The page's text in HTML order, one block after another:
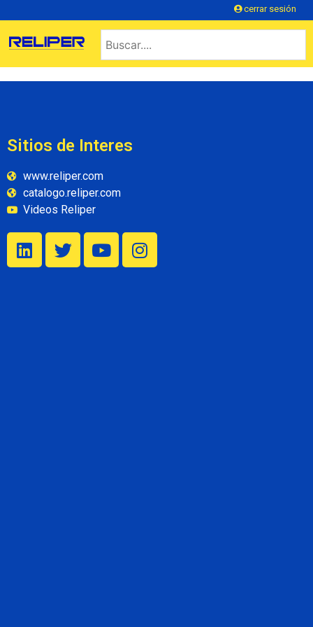
cerrar sesión
Sitios de Interes
www.reliper.com
catalogo.reliper.com
Videos Reliper